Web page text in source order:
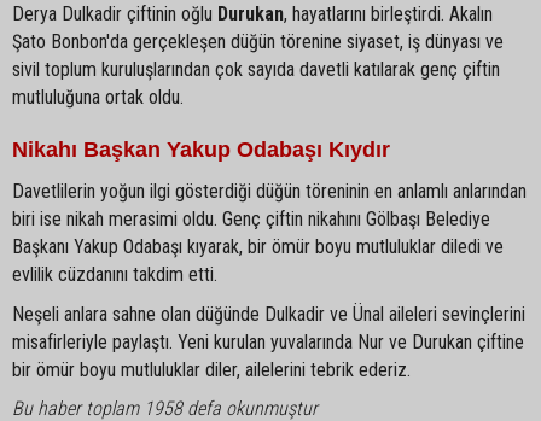
Derya Dulkadir çiftinin oğlu Durukan, hayatlarını birleştirdi. Akalın
Şato Bonbon'da gerçekleşen düğün törenine siyaset, iş dünyası ve
sivil toplum kuruluşlarından çok sayıda davetli katılarak genç çiftin
mutluluğuna ortak oldu.
Nikahı Başkan Yakup Odabaşı Kıydır
Davetlilerin yoğun ilgi gösterdiği düğün töreninin en anlamlı anlarından
biri ise nikah merasimi oldu. Genç çiftin nikahını Gölbaşı Belediye
Başkanı Yakup Odabaşı kıyarak, bir ömür boyu mutluluklar diledi ve
evlilik cüzdanını takdim etti.
Neşeli anlara sahne olan düğünde Dulkadir ve Ünal aileleri sevinçlerini
misafirleriyle paylaştı. Yeni kurulan yuvalarında Nur ve Durukan çiftine
bir ömür boyu mutluluklar diler, ailelerini tebrik ederiz.
Bu haber toplam 1958 defa okunmuştur